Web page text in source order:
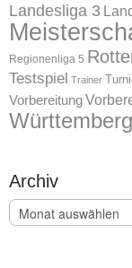
Landesliga 3
Regionenliga 5
Testspiel Trainer
Vorbereitung
Württemberg
Archiv
Archiv